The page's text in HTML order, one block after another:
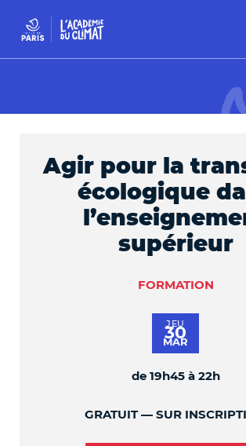
Agir pour la
écologique
supérieur
FORMATION
JEU
30
MAR
de 19h45 à 22h
GRATUIT SUR